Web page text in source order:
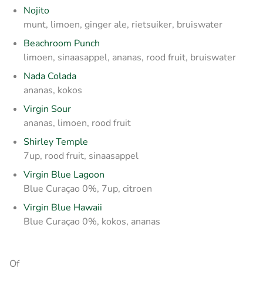
Nojito
munt, limoen, ginger ale, rietsuiker, bruiswater
Beachroom Punch
limoen, sinaasappel, ananas, rood fruit, bruiswater
Nada Colada
ananas, kokos
Virgin Sour
ananas, limoen, rood fruit
Shirley Temple
7up, rood fruit, sinaasappel
Virgin Blue Lagoon
Blue Curaçao 0%, 7up, citroen
Virgin Blue Hawaii
Blue Curaçao 0%, kokos, ananas
Of